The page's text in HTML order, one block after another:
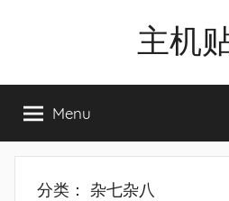
主机
工|BandwagonHost
VPS|Vps|
主
Menu
分类： 杂七杂八